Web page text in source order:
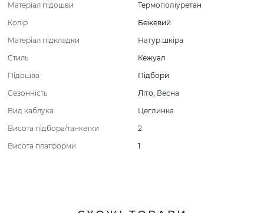
Матеріал підошви
Термополіуретан
Колір
Бежевий
Матеріал підкладки
Натур.шкіра
Стиль
Кежуал
Підошва
Підбори
Сезонність
Літо, Весна
Вид каблука
Цеглинка
Висота підбора/танкетки
2
Висота платформи
1